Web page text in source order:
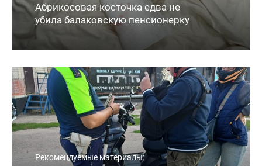
Абрикосовая косточка едва не
убила балаковскую пенсионерку
Рекомендуемые материалы: